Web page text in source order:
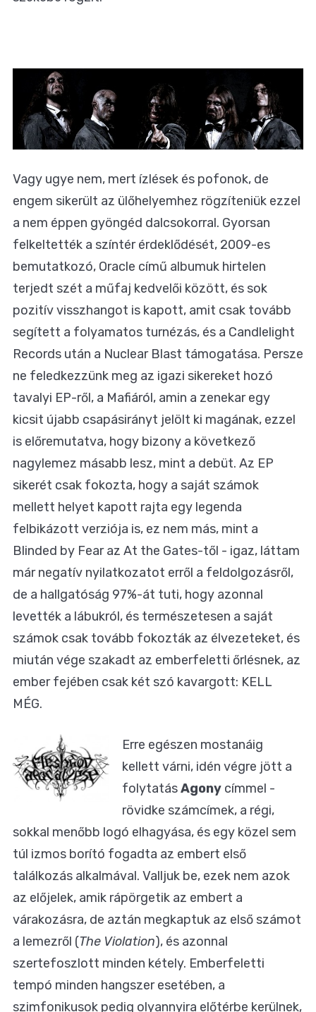
Vagy ugye nem, mert ízlések és pofonok, de
engem sikerült az ülőhelyemhez rögzíteniük ezzel
a nem éppen gyöngéd dalcsokorral. Gyorsan
felkeltették a színtér érdeklődését, 2009-es
bemutatkozó, Oracle című albumuk hirtelen
terjedt szét a műfaj kedvelői között, és sok
pozitív visszhangot is kapott, amit csak tovább
segített a folyamatos turnézás, és a Candlelight
Records után a Nuclear Blast támogatása. Persze
ne feledkezzünk meg az igazi sikereket hozó
tavalyi EP-ről, a Mafiáról, amin a zenekar egy
kicsit újabb csapásirányt jelölt ki magának, ezzel
is előremutatva, hogy bizony a következő
nagylemez másabb lesz, mint a debüt. Az EP
sikerét csak fokozta, hogy a saját számok
mellett helyet kapott rajta egy legenda
felbikázott verziója is, ez nem más, mint a
Blinded by Fear az At the Gates-től - igaz, láttam
már negatív nyilatkozatot erről a feldolgozásről,
de a hallgatóság 97%-át tuti, hogy azonnal
levették a lábukról, és természetesen a saját
számok csak tovább fokozták az élvezeteket, és
miután vége szakadt az emberfeletti őrlésnek, az
ember fejében csak két szó kavargott: KELL
MÉG.
Erre egészen mostanáig
kellett várni, idén végre jött a
folytatásAgony címmel -
rövidke számcímek, a régi,
sokkal menőbb logó elhagyása, és egy közel sem
túl izmos borító fogadta az embert első
találkozás alkalmával. Valljuk be, ezek nem azok
az előjelek, amik rápörgetik az embert a
várakozásra, de aztán megkaptuk az első számot
a lemezről (The Violation), és azonnal
szertefoszlott minden kétely. Emberfeletti
tempó minden hangszer esetében, a
szimfonikusok pedig olyannyira előtérbe kerülnek,